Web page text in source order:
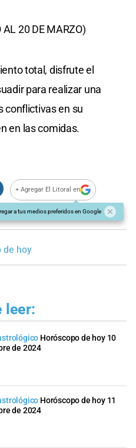
AL 20 DE MARZO)
total, disfrute el
para realizar una
conflictivas en su
en las comidas.
+ Agregar El Litoral en
a tus medios preferidos en Google
de hoy
leer:
Horóscopo de hoy 10
de 2024
Horóscopo de hoy 11
de 2024